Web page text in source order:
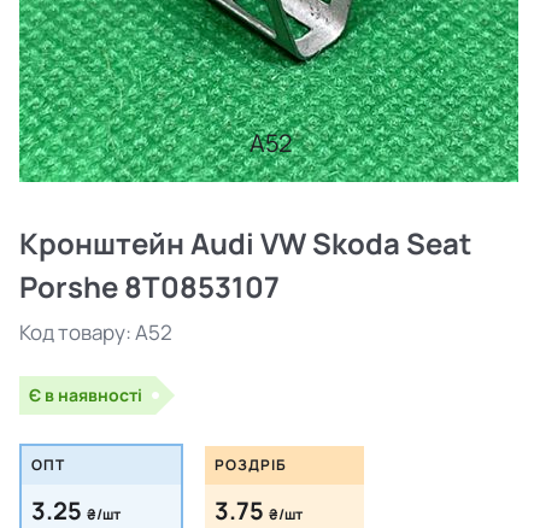
A52
Кронштейн Audi VW Skoda Seat
Porshe 8T0853107
Код товару:A52
Є в наявності
ОПТ
3.25 ₴/шт
РОЗДРІБ
3.75 ₴/шт